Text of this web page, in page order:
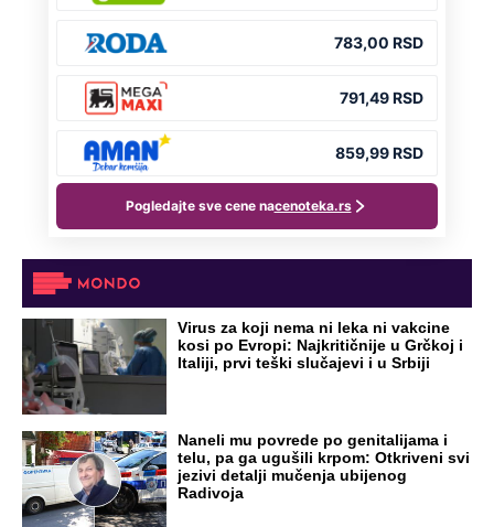
Virus za koji nema ni leka ni vakcine
kosi po Evropi: Najkritičnije u Grčkoj i
Italiji, prvi teški slučajevi i u Srbiji
Naneli mu povrede po genitalijama i
telu, pa ga ugušili krpom: Otkriveni svi
jezivi detalji mučenja ubijenog
Radivoja